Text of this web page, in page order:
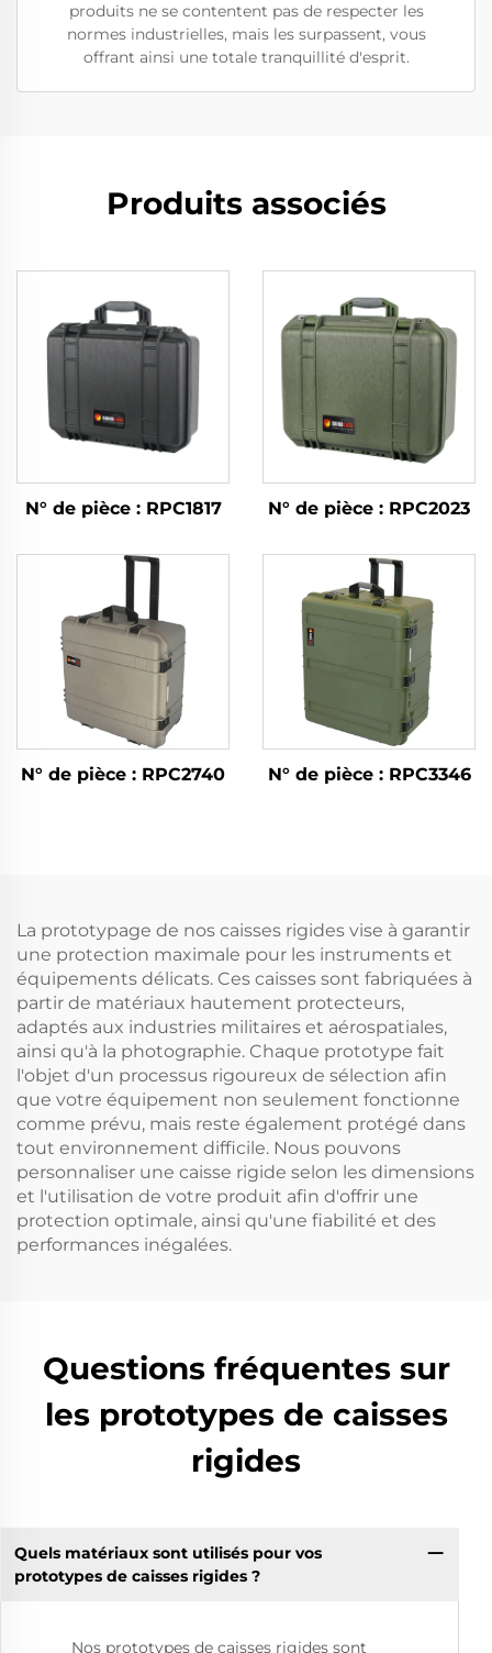
produits ne se contentent pas de respecter les
normes industrielles, mais les surpassent, vous
offrant ainsi une totale tranquillité d'esprit.
Produits associés
N° de pièce : RPC1817 N° de pièce : RPC2023
N° de pièce : RPC2740 N° de pièce : RPC3346
La prototypage de nos caisses rigides vise à garantir
une protection maximale pour les instruments et
équipements délicats. Ces caisses sont fabriquées à
partir de matériaux hautement protecteurs,
adaptés aux industries militaires et aérospatiales,
ainsi qu'à la photographie. Chaque prototype fait
l'objet d'un processus rigoureux de sélection afin
que votre équipement non seulement fonctionne
comme prévu, mais reste également protégé dans
tout environnement difficile. Nous pouvons
personnaliser une caisse rigide selon les dimensions
et l'utilisation de votre produit afin d'offrir une
protection optimale, ainsi qu'une fiabilité et des
performances inégalées.
Questions fréquentes sur
les prototypes de caisses
rigides
Quels matériaux sont utilisés pour vos
prototypes de caisses rigides ?
Nos prototypes de caisses rigides sont